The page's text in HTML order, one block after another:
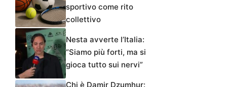
sportivo come rito
collettivo
Nesta avverte l’Italia:
“Siamo più forti, ma si
gioca tutto sui nervi”
Chi è Damir Dzumhur: